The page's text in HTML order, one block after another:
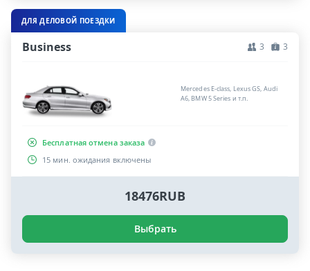
ДЛЯ ДЕЛОВОЙ ПОЕЗДКИ
Business 3 3
Mercedes E-class, Lexus GS, Audi
A6, BMW 5 Series и т.п.
Бесплатная отмена заказа
15 мин. ожидания включены
18476RUB
Выбрать